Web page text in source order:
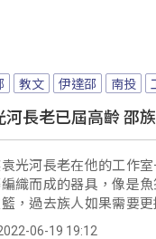
教文 伊達邵 南投
河長老已屆高齡 邵
光河長老在他的工作
織而成的器具，像是
，過去族人如果需要
老...。06-19 19:12